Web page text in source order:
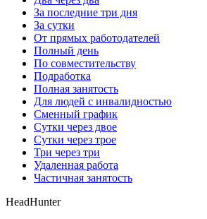
За последние три дня
За сутки
От прямых работодателей
Полный день
По совместительству
Подработка
Полная занятость
Для людей с инвалидностью
Сменный график
Сутки через двое
Сутки через трое
Три через три
Удаленная работа
Частичная занятость
HeadHunter